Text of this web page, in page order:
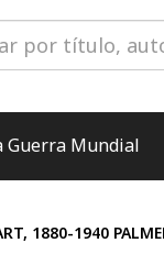
Guerra Mundial
1880-1940